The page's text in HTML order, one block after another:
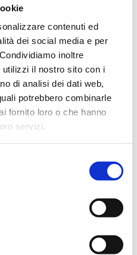
contenuti ed
dei social media e per
inoltre
il nostro sito con i
di analisi dei dati web,
potrebbero combinarle
fornito loro o che hanno
servizi.
€